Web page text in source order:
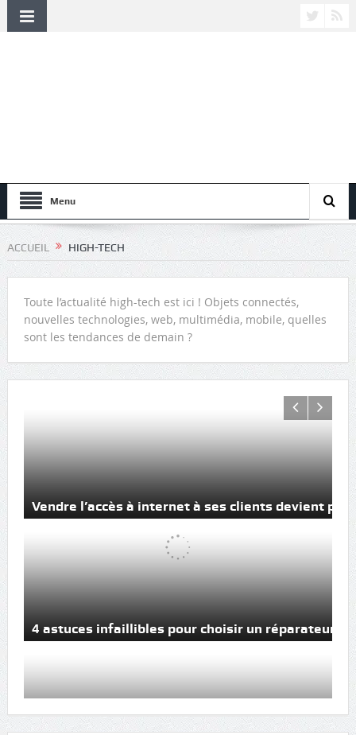
Menu
ACCUEIL HIGH-TECH
Toute l’actualité high-tech est ici ! Objets connectés,
nouvelles technologies, web, multimédia, mobile, quelles
sont les tendances de demain ?
Vendre l’accès à internet à ses clients devient
4 astuces infaillibles pour choisir un réparateur